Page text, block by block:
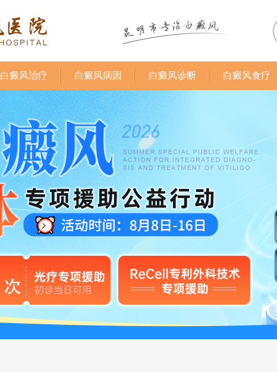
白癜风治疗 白癜风病因 白癜风诊断 白癜风食疗